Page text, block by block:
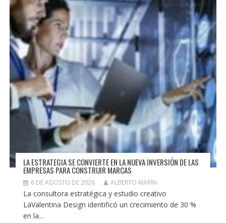
LA ESTRATEGIA SE CONVIERTE EN LA NUEVA INVERSIÓN DE LAS
EMPRESAS PARA CONSTRUIR MARCAS
6 DE AGOSTO DE 2026 ALBERTO MARIN
La consultora estratégica y estudio creativo
LaValentina Design identificó un crecimiento de 30 %
en la...